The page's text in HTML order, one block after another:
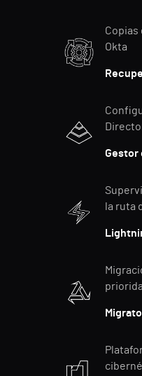
Copias
Okta
Gestor
la ruta